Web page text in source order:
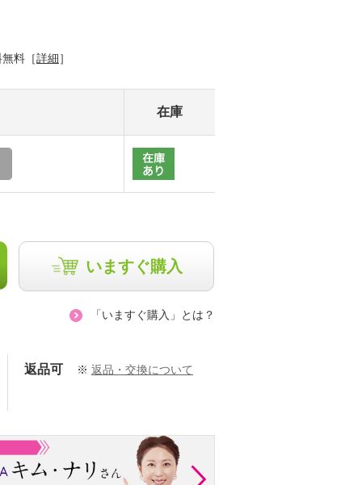
料［詳細 ］
在庫
いますぐ購入
「いますぐ購入」とは？
返品可 ※ 返品・交換について